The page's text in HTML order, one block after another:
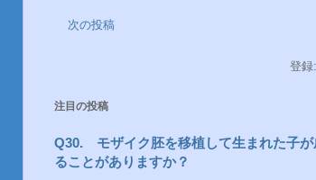
次の投稿
登録:
注目の投稿
Q30. モザイク胚を移植して生まれた子が
ることがありますか？